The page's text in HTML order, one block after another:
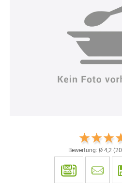
Bewertung: Ø 4,2(20